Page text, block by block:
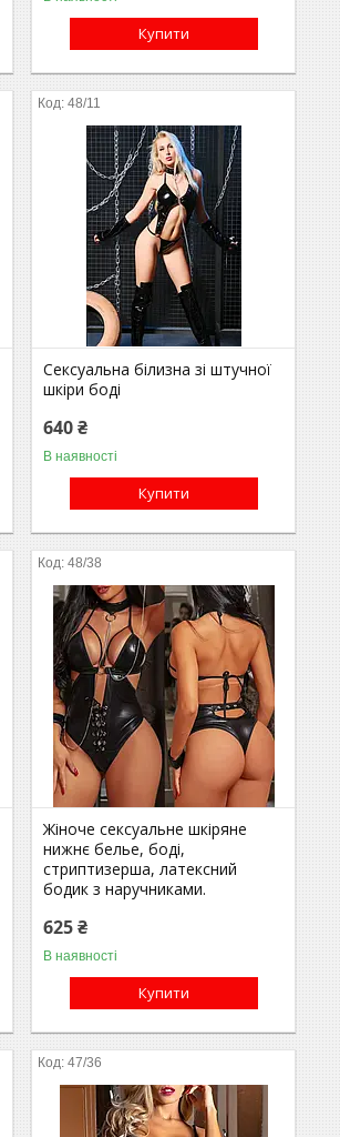
Купити
48/11
Сексуальна білизна зі штучної
шкіри боді
640 ₴
В наявності
Купити
48/38
Жіноче сексуальне шкіряне
нижнє белье, боді,
стриптизерша, латексний
бодик з наручниками.
625 ₴
В наявності
Купити
47/36